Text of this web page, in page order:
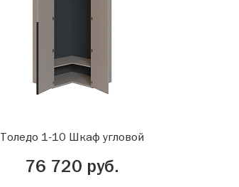
Толедо 1-10 Шкаф угловой
76 720 руб.